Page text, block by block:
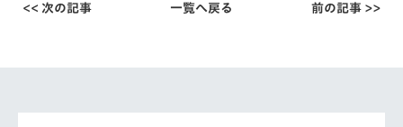
<< 次の記事 一覧へ戻る 前の記事 >>